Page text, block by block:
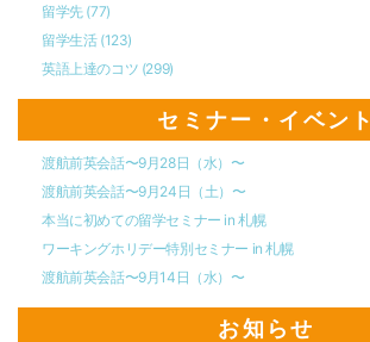
留学先 (77)
留学生活 (123)
英語上達のコツ (299)
セミナー・イベント
渡航前英会話〜9月28日（水）〜
渡航前英会話〜9月24日（土）〜
本当に初めての留学セミナー in 札幌
ワーキングホリデー特別セミナー in 札幌
渡航前英会話〜9月14日（水）〜
お知らせ